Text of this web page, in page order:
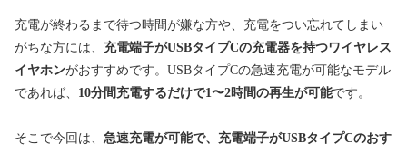
充電が終わるまで待つ時間が嫌な方や、充電をつい忘れてしまい
がちな方には、 充電端子がUSBタイプCの充電器を持つワイヤレス
イヤホンがおすすめです。USBタイプCの急速充電が可能なモデル
であれば、 10分間充電するだけで1〜2時間の再生が可能です。
そこで今回は、 急速充電が可能で、充電端子がUSBタイプCのおす